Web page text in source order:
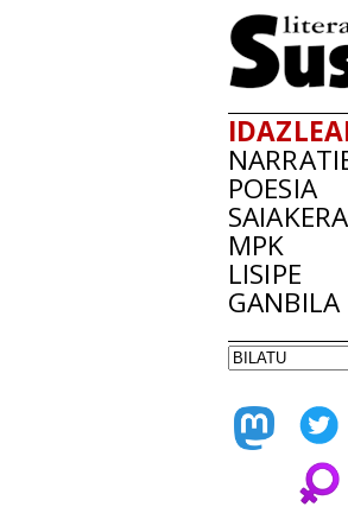
POESIA
SAIAKERA
MPK
LISIPE
GANBILA